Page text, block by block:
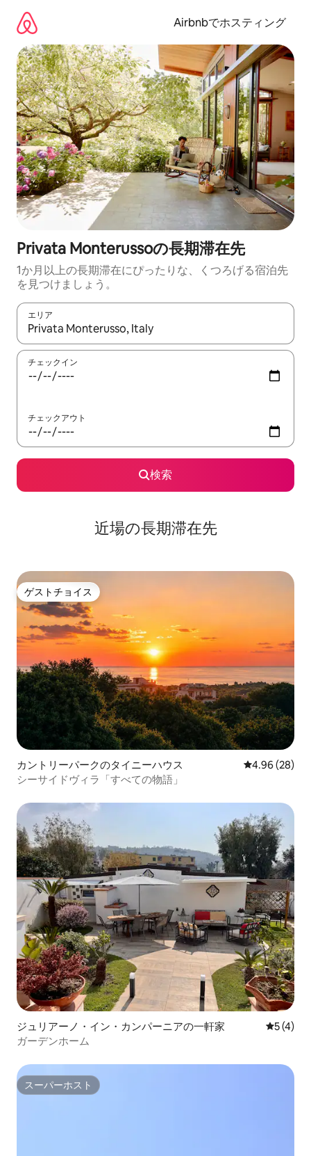
Airbnbでホスティング
Privata Monterussoの長期滞在先
1か月以上の長期滞在にぴったりな、くつろげる宿泊先
を見つけましょう。
エリア
検索結果が表示されたら、上下の矢印キーを使って移動するか
チェックイン
チェックアウト
検索
近場の長期滞在先
ゲストチョイス
ゲストチョイス
カントリーパークのタイニーハウス レビュー28
4.96 (28)
シーサイドヴィラ「すべての物語」
ジュリアーノ・イン・カンパーニアの一軒家 レビュー
5 (4)
ガーデンホーム
スーパーホスト
スーパーホスト